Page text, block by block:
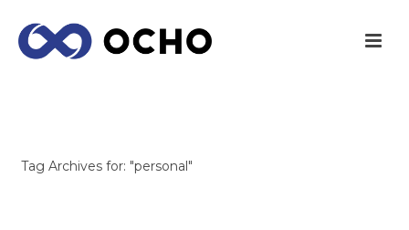
Tag Archives for: "personal"